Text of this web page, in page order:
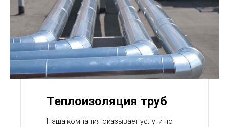
Теплоизоляция труб
Наша компания оказывает услуги по